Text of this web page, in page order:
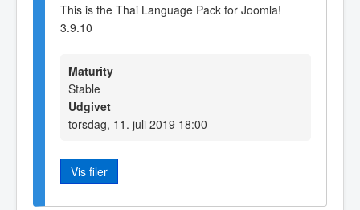
This is the Thai Language Pack for Joomla!
3.9.10
Maturity
Stable
Udgivet
torsdag, 11. juli 2019 18:00
Vis filer